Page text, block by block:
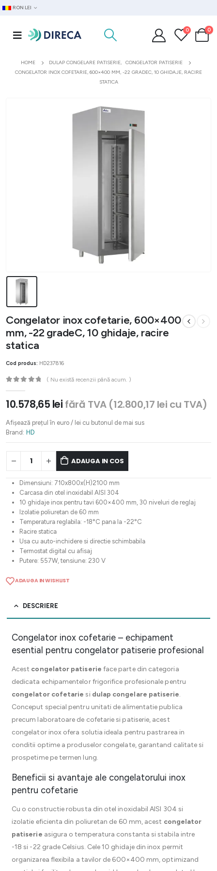
RON LEI
0 0
HOME DULAP CONGELARE PATISERIE,
CONGELATOR PATISERIE
CONGELATOR INOX COFETARIE, 600×400 MM, -22 GRADEC, 10 GHIDAJE, RACIRE
STATICA
Congelator inox cofetarie, 600×400
mm, -22 gradeC, 10 ghidaje, racire
statica
Cod produs: HD237816
( Nu există recenzii până acum. )
10.578,65 lei fără TVA (12.800,17 lei cu TVA)
Afișează prețul în euro / lei cu butonul de mai sus
Brand: HD
ADAUGA IN COS
Dimensiuni: 710x800x(H)2100 mm
Carcasa din otel inoxidabil AISI 304
10 ghidaje inox pentru tavi 600×400 mm, 30 niveluri de reglaj
Izolatie poliuretan de 60 mm
Temperatura reglabila: -18°C pana la -22°C
Racire statica
Usa cu auto-inchidere si directie schimbabila
Termostat digital cu afisaj
Putere: 557W, tensiune: 230 V
ADAUGA IN WISHLIST
DESCRIERE
Congelator inox cofetarie – echipament
esential pentru congelator patiserie profesional
Acest congelator patiserie face parte din categoria
dedicata echipamentelor frigorifice profesionale pentru
congelator cofetarie si dulap congelare patiserie.
Conceput special pentru unitati de alimentatie publica
precum laboratoare de cofetarie si patiserie, acest
congelator inox ofera solutia ideala pentru pastrarea in
conditii optime a produselor congelate, garantand calitate si
prospetime pe termen lung.
Beneficii si avantaje ale congelatorului inox
pentru cofetarie
Cu o constructie robusta din otel inoxidabil AISI 304 si
izolatie eficienta din poliuretan de 60 mm, acest congelator
patiserie asigura o temperatura constanta si stabila intre
-18 si -22 grade Celsius. Cele 10 ghidaje din inox permit
organizarea flexibila a tavilor de 600×400 mm, optimizand